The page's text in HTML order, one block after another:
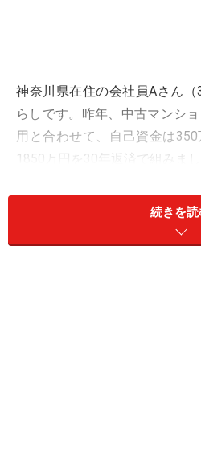
神奈川県在住の会社員Aさん
らしです。昨年、中古マンシ
用と合わせて、自己資金は
1850万円を30年返済で組みまし
そんなAさんの家計管理を見
在、毎月の収支は10万円前後
全額貯蓄。結果、年間の貯蓄
続きを読